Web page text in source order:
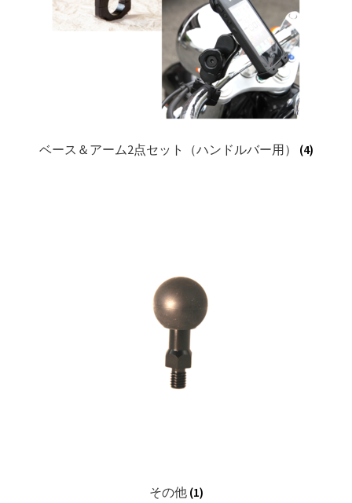
ベース＆アーム2点セット（ハンドルバー用） (4)
その他 (1)